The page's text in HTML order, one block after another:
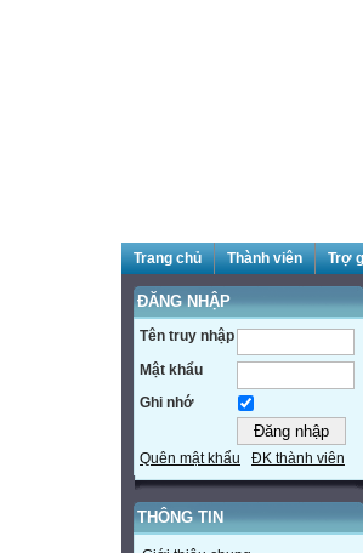
Trang chủ Thành viên Trợ
ĐĂNG NHẬP
Tên truy nhập
Mật khẩu
Ghi nhớ
Quên mật khẩu ĐK thành viên
THÔNG TIN